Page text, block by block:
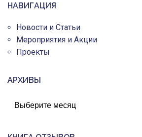
НАВИГАЦИЯ
Новости и Статьи
Мероприятия и Акции
Проекты
АРХИВЫ
АРХИВЫ